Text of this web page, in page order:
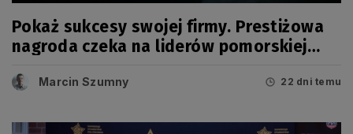
Pokaż sukcesy swojej firmy. Prestiżowa
nagroda czeka na liderów pomorskiej
Marcin Szumny 22 dni temu